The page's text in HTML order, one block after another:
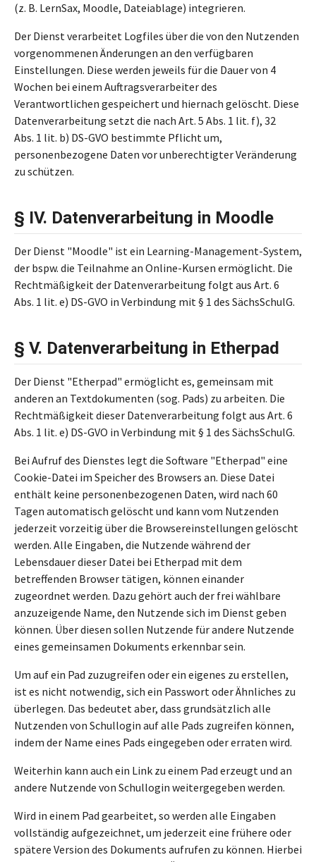
(z. B. LernSax, Moodle, Dateiablage) integrieren.
Der Dienst verarbeitet Logfiles über die von den Nutzenden
vorgenommenen Änderungen an den verfügbaren
Einstellungen. Diese werden jeweils für die Dauer von 4
Wochen bei einem Auftragsverarbeiter des
Verantwortlichen gespeichert und hiernach gelöscht. Diese
Datenverarbeitung setzt die nach Art. 5 Abs. 1 lit. f), 32
Abs. 1 lit. b) DS-GVO bestimmte Pflicht um,
personenbezogene Daten vor unberechtigter Veränderung
zu schützen.
§ IV. Datenverarbeitung in Moodle
Der Dienst "Moodle" ist ein Learning-Management-System,
der bspw. die Teilnahme an Online-Kursen ermöglicht. Die
Rechtmäßigkeit der Datenverarbeitung folgt aus Art. 6
Abs. 1 lit. e) DS-GVO in Verbindung mit § 1 des SächsSchulG.
§ V. Datenverarbeitung in Etherpad
Der Dienst "Etherpad" ermöglicht es, gemeinsam mit
anderen an Textdokumenten (sog. Pads) zu arbeiten. Die
Rechtmäßigkeit dieser Datenverarbeitung folgt aus Art. 6
Abs. 1 lit. e) DS-GVO in Verbindung mit § 1 des SächsSchulG.
Bei Aufruf des Dienstes legt die Software "Etherpad" eine
Cookie-Datei im Speicher des Browsers an. Diese Datei
enthält keine personenbezogenen Daten, wird nach 60
Tagen automatisch gelöscht und kann vom Nutzenden
jederzeit vorzeitig über die Browsereinstellungen gelöscht
werden. Alle Eingaben, die Nutzende während der
Lebensdauer dieser Datei bei Etherpad mit dem
betreffenden Browser tätigen, können einander
zugeordnet werden. Dazu gehört auch der frei wählbare
anzuzeigende Name, den Nutzende sich im Dienst geben
können. Über diesen sollen Nutzende für andere Nutzende
eines gemeinsamen Dokuments erkennbar sein.
Um auf ein Pad zuzugreifen oder ein eigenes zu erstellen,
ist es nicht notwendig, sich ein Passwort oder Ähnliches zu
überlegen. Das bedeutet aber, dass grundsätzlich alle
Nutzenden von Schullogin auf alle Pads zugreifen können,
indem der Name eines Pads eingegeben oder erraten wird.
Weiterhin kann auch ein Link zu einem Pad erzeugt und an
andere Nutzende von Schullogin weitergegeben werden.
Wird in einem Pad gearbeitet, so werden alle Eingaben
vollständig aufgezeichnet, um jederzeit eine frühere oder
spätere Version des Dokuments aufrufen zu können. Hierbei